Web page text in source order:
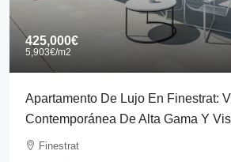
425,000€
5,903€/m2
Apartamento De Lujo En Finestrat:
Contemporánea De Alta Gama Y
Finestrat